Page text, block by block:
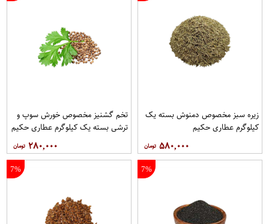
زیره سبز مخصوص دمنوش بسته یک
کیلوگرم عطاری حکیم
۵۸۰,۰۰۰
تخم گشنیز مخصوص خورش سوپ و
ترشی بسته یک کیلوگرم عطاری حکیم
۲۸۰,۰۰۰
7%
7%